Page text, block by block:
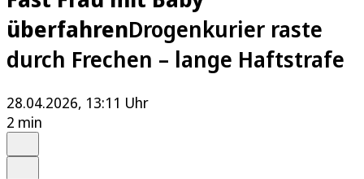
überfahrenDrogenkurier raste
durch Frechen – lange Haftstrafe
28.04.2026, 13:11 Uhr
2 min